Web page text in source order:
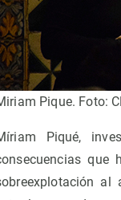
Pique. Foto:
Piqué,
al